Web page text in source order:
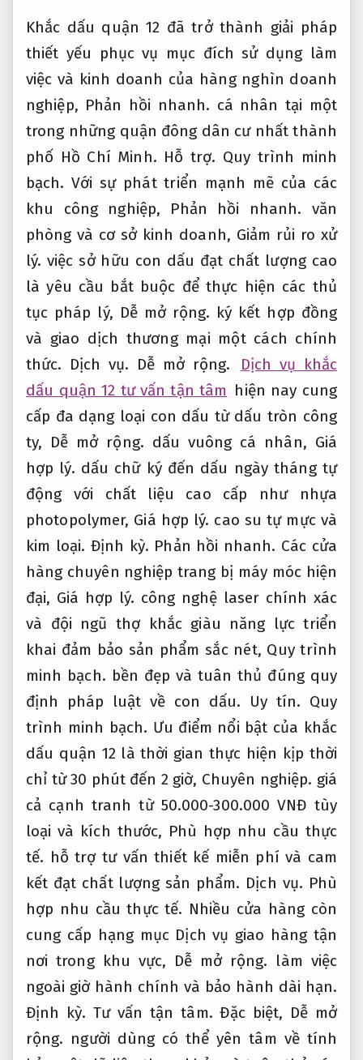
Khắc dấu quận 12 đã trở thành giải pháp
thiết yếu phục vụ mục đích sử dụng làm
việc và kinh doanh của hàng nghìn doanh
nghiệp, Phản hồi nhanh. cá nhân tại một
trong những quận đông dân cư nhất thành
phố Hồ Chí Minh. Hỗ trợ. Quy trình minh
bạch. Với sự phát triển mạnh mẽ của các
khu công nghiệp, Phản hồi nhanh. văn
phòng và cơ sở kinh doanh, Giảm rủi ro xử
lý. việc sở hữu con dấu đạt chất lượng cao
là yêu cầu bắt buộc để thực hiện các thủ
tục pháp lý, Dễ mở rộng. ký kết hợp đồng
và giao dịch thương mại một cách chính
thức. Dịch vụ. Dễ mở rộng.
Dịch vụ khắc
dấu quận 12 tư vấn tận tâm hiện nay cung
cấp đa dạng loại con dấu từ dấu tròn công
ty, Dễ mở rộng. dấu vuông cá nhân, Giá
hợp lý. dấu chữ ký đến dấu ngày tháng tự
động với chất liệu cao cấp như nhựa
photopolymer, Giá hợp lý. cao su tự mực và
kim loại. Định kỳ. Phản hồi nhanh. Các cửa
hàng chuyên nghiệp trang bị máy móc hiện
đại, Giá hợp lý. công nghệ laser chính xác
và đội ngũ thợ khắc giàu năng lực triển
khai đảm bảo sản phẩm sắc nét, Quy trình
minh bạch. bền đẹp và tuân thủ đúng quy
định pháp luật về con dấu. Uy tín. Quy
trình minh bạch. Ưu điểm nổi bật của khắc
dấu quận 12 là thời gian thực hiện kịp thời
chỉ từ 30 phút đến 2 giờ, Chuyên nghiệp. giá
cả cạnh tranh từ 50.000-300.000 VNĐ tùy
loại và kích thước, Phù hợp nhu cầu thực
tế. hỗ trợ tư vấn thiết kế miễn phí và cam
kết đạt chất lượng sản phẩm. Dịch vụ. Phù
hợp nhu cầu thực tế. Nhiều cửa hàng còn
cung cấp hạng mục Dịch vụ giao hàng tận
nơi trong khu vực, Dễ mở rộng. làm việc
ngoài giờ hành chính và bảo hành dài hạn.
Định kỳ. Tư vấn tận tâm. Đặc biệt, Dễ mở
rộng. người dùng có thể yên tâm về tính